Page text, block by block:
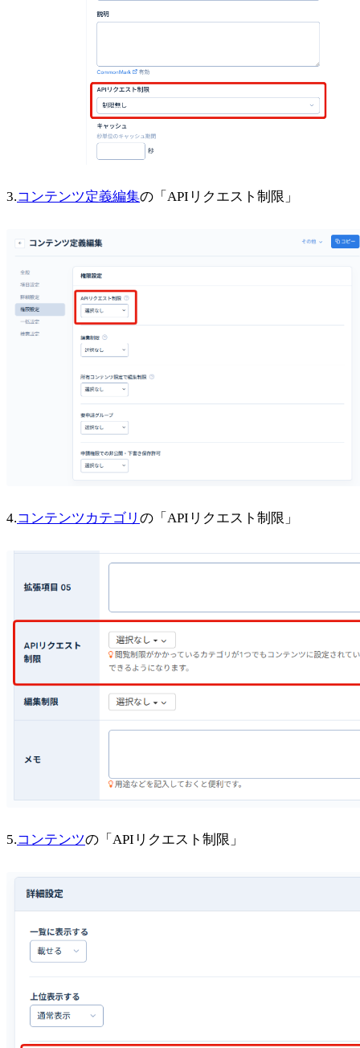
3.コンテンツ定義編集の「APIリクエスト制限」
4.コンテンツカテゴリ の「APIリクエスト制限」
5.コンテンツの「APIリクエスト制限」